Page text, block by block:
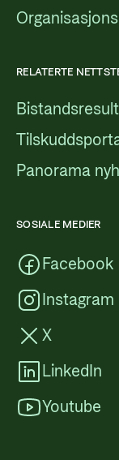
RELATERTE
Panorama
SOSIALE MEDIER
Facebook
Instagram
X
LinkedIn
Youtube